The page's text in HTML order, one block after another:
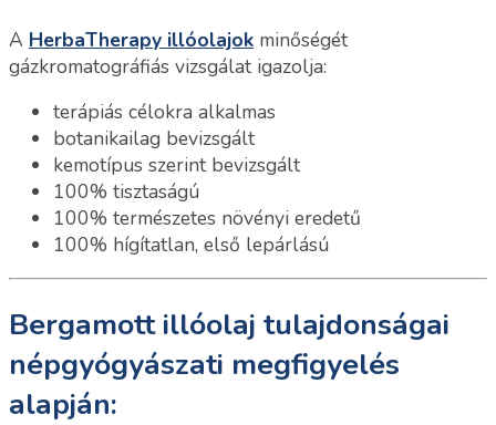
A HerbaTherapy illóolajok minőségét
gázkromatográfiás vizsgálat igazolja:
terápiás célokra alkalmas
botanikailag bevizsgált
kemotípus szerint bevizsgált
100% tisztaságú
100% természetes növényi eredetű
100% hígítatlan, első lepárlású
Bergamott illóolaj tulajdonságai
népgyógyászati megfigyelés
alapján: